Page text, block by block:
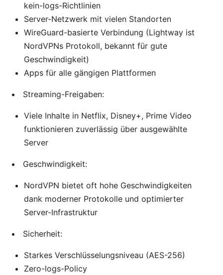
kein-logs-Richtlinien
Server-Netzwerk mit vielen Standorten
WireGuard-basierte Verbindung (Lightway ist
NordVPNs Protokoll, bekannt für gute
Geschwindigkeit)
Apps für alle gängigen Plattformen
Streaming-Freigaben:
Viele Inhalte in Netflix, Disney+, Prime Video
funktionieren zuverlässig über ausgewählte
Server
Geschwindigkeit:
NordVPN bietet oft hohe Geschwindigkeiten
dank moderner Protokolle und optimierter
Server-Infrastruktur
Sicherheit:
Starkes Verschlüsselungsniveau (AES-256)
Zero-logs-Policy